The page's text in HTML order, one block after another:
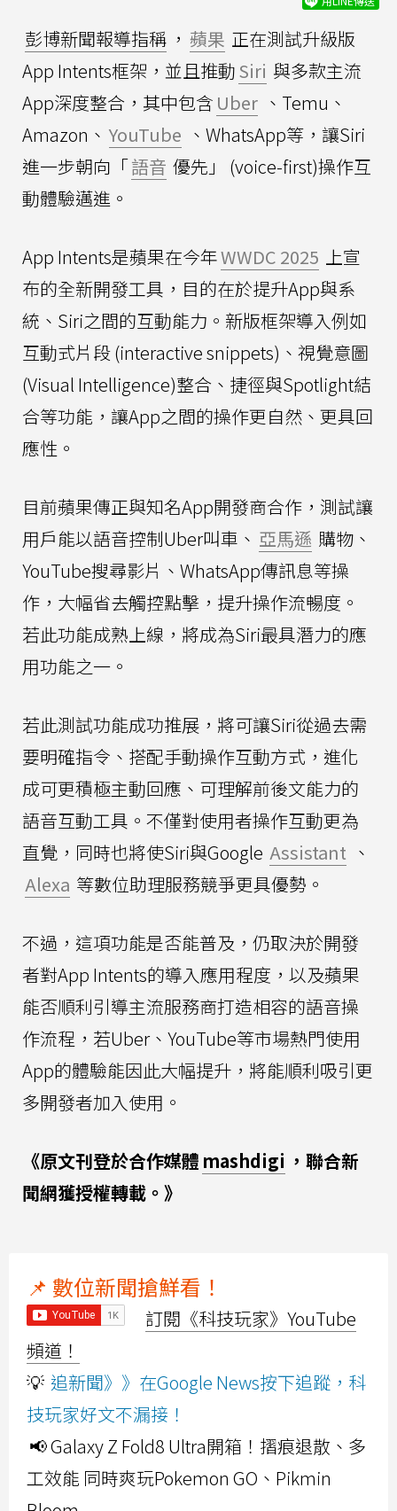
彭博新聞報導指稱 ， 蘋果 正在測試升級版
App Intents框架，並且推動Siri 與多款主流
App深度整合，其中包含 Uber 、Temu、
Amazon、 YouTube 、WhatsApp等，讓Siri
進一步朝向「語音 優先」 (voice-first)操作互
動體驗邁進。
App Intents是蘋果在今年WWDC 2025 上宣
布的全新開發工具，目的在於提升App與系
統、Siri之間的互動能力。新版框架導入例如
互動式片段 (interactive snippets)、視覺意圖
(Visual Intelligence)整合、捷徑與Spotlight結
合等功能，讓App之間的操作更自然、更具回
應性。
目前蘋果傳正與知名App開發商合作，測試讓
用戶能以語音控制Uber叫車、 亞馬遜 購物、
YouTube搜尋影片、WhatsApp傳訊息等操
作，大幅省去觸控點擊，提升操作流暢度。
若此功能成熟上線，將成為Siri最具潛力的應
用功能之一。
若此測試功能成功推展，將可讓Siri從過去需
要明確指令、搭配手動操作互動方式，進化
成可更積極主動回應、可理解前後文能力的
語音互動工具。不僅對使用者操作互動更為
直覺，同時也將使Siri與Google Assistant 、
Alexa 等數位助理服務競爭更具優勢。
不過，這項功能是否能普及，仍取決於開發
者對App Intents的導入應用程度，以及蘋果
能否順利引導主流服務商打造相容的語音操
作流程，若Uber、YouTube等市場熱門使用
App的體驗能因此大幅提升，將能順利吸引更
多開發者加入使用。
《原文刊登於合作媒體 mashdigi ，聯合新
聞網獲授權轉載。》
📌 數位新聞搶鮮看！
訂閱《科技玩家》YouTube
頻道！
💡 追新聞》》在Google News按下追蹤，科
技玩家好文不漏接！
📢 Galaxy Z Fold8 Ultra開箱！摺痕退散、多
工效能 同時爽玩Pokemon GO、Pikmin